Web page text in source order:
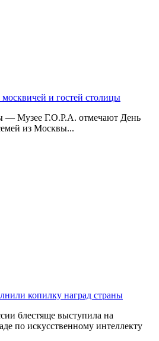
и гостей столицы
— Музее Г.О.Р.А. отмечают День
из Москвы...
копилку наград страны
блестяще выступила на
по искусственному интеллекту